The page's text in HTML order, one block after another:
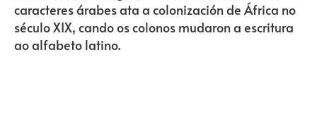
caracteres árabes ata a colonización de África no
século XIX, cando os colonos mudaron a escritura
ao alfabeto latino.